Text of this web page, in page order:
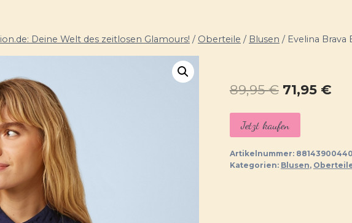
Deine Welt des zeitlosen Glamours! / Oberteile / Blusen / Evelina Brava
89,95€
Preis
war:
89,95 €
71,95 €
Jetzt kaufen
Artikelnummer:
Kategorien: Blusen,